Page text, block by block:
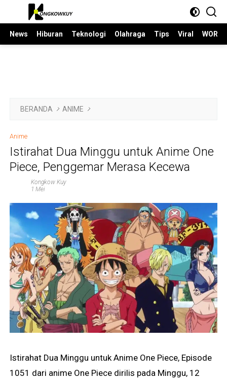
Langsung
News
Hiburan Teknologi Olahraga Tips Viral
BERANDA ANIME
Anime
Istirahat Dua Minggu untuk Anime One
Piece, Penggemar Merasa Kecewa
Kongkow Kuy
1 Mei
Istirahat Dua Minggu untuk Anime One Piece, Episode
1051 dari anime One Piece dirilis pada Minggu, 12